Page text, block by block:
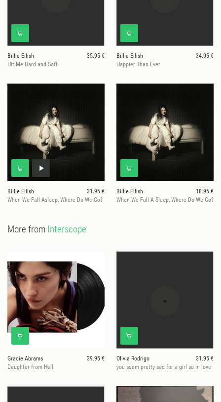
Billie Eilish
35.95 €
Hit Me Hard and Soft
Billie Eilish
34.95 €
Happier Than Ever
Billie Eilish
31.95 €
When We Fall Asleep, Where Do We Go?
Billie Eilish
18.95 €
When We Fall A Sleep, Where Do We Go?
More from Interscope
Gracie Abrams
39.95 €
Daughter from Hell
Olivia Rodrigo
31.95 €
you seem pretty sad for a girl so in love